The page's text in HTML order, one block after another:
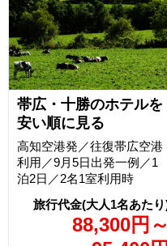
帯広・十勝のホテルを
安い順に見る
88,300円 ～
高知空港発／往復帯広空港
利用／9月5日出発一例／1
泊2日／2名1室利用時